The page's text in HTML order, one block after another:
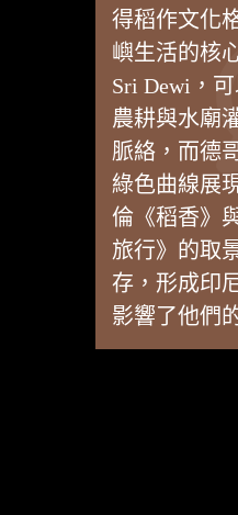
得稻作文化
嶼生活的核
Sri Dewi，
農耕與水廟
脈絡，而德
綠色曲線展
倫《稻香》
旅行》的取
存，形成印
影響了他們